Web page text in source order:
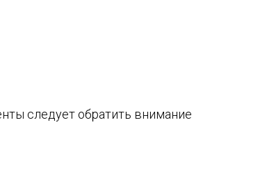
следует обратить внимание